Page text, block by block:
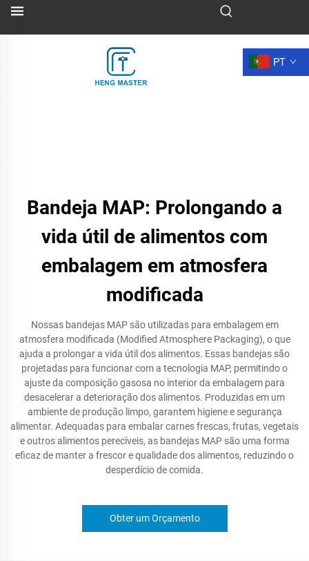
PT
Bandeja MAP: Prolongando a
vida útil de alimentos com
embalagem em atmosfera
modificada
Nossas bandejas MAP são utilizadas para embalagem em
atmosfera modificada (Modified Atmosphere Packaging), o que
ajuda a prolongar a vida útil dos alimentos. Essas bandejas são
projetadas para funcionar com a tecnologia MAP, permitindo o
ajuste da composição gasosa no interior da embalagem para
desacelerar a deterioração dos alimentos. Produzidas em um
ambiente de produção limpo, garantem higiene e segurança
alimentar. Adequadas para embalar carnes frescas, frutas, vegetais
e outros alimentos perecíveis, as bandejas MAP são uma forma
eficaz de manter a frescor e qualidade dos alimentos, reduzindo o
desperdício de comida.
Obter um Orçamento